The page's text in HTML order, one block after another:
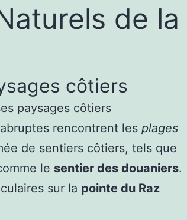
de la
côtiers
paysages côtiers
abruptes rencontrent les plages
de sentiers côtiers, tels que
le sentier des douaniers.
sur la pointe du Raz